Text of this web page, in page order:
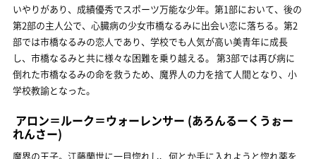
いやりがあり、成績優秀でスポーツ万能な少年。第1部において、後の
第2部の主人公で、心臓病の少女市橋なるみに出会い恋に落ちる。第2
部では市橋なるみの恋人であり、学校でも人気が高い美青年に成長
し、市橋なるみと共に様々な困難を乗り越える。 第3部では再び病に
倒れた市橋なるみの命を救うため、魔界人の力を捨て人間となり、小
学校教諭となった。
アロン＝ルーク＝ウォーレンサー (あろんるーくうぉー
れんさー)
魔界の王子。江藤蘭世に一目惚れし、何とか手に入れようと惚れ薬を